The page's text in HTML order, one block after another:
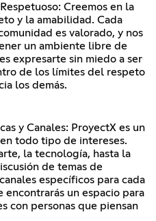
Creemos en la
y la amabilidad. Cada
es valorado, y nos
un ambiente libre de
expresarte sin miedo a ser
de los límites del respeto
los demás.
y Canales: ProyectX es un
todo tipo de intereses.
la tecnología, hasta la
de temas de
específicos para cada
encontrarás un espacio para
con personas que piensan